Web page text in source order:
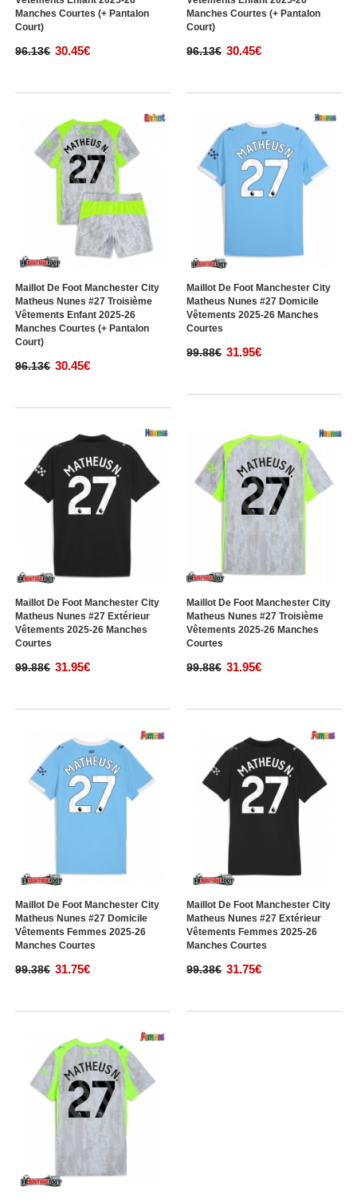
Manches Courtes (+ Pantalon
Court)
96.13€ 30.45€
Manches Courtes (+ Pantalon
Court)
96.13€ 30.45€
Maillot De Foot Manchester City
Matheus Nunes #27 Troisième
Vêtements Enfant 2025-26
Manches Courtes (+ Pantalon
Court)
96.13€ 30.45€
Maillot De Foot Manchester City
Matheus Nunes #27 Domicile
Vêtements 2025-26 Manches
Courtes
99.88€ 31.95€
Maillot De Foot Manchester City
Matheus Nunes #27 Extérieur
Vêtements 2025-26 Manches
Courtes
99.88€ 31.95€
Maillot De Foot Manchester City
Matheus Nunes #27 Troisième
Vêtements 2025-26 Manches
Courtes
99.88€ 31.95€
Maillot De Foot Manchester City
Matheus Nunes #27 Domicile
Vêtements Femmes 2025-26
Manches Courtes
99.38€ 31.75€
Maillot De Foot Manchester City
Matheus Nunes #27 Extérieur
Vêtements Femmes 2025-26
Manches Courtes
99.38€ 31.75€